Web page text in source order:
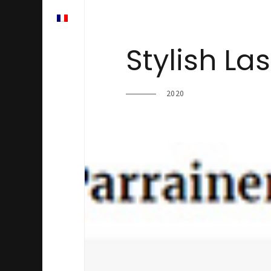
Stylish
2020